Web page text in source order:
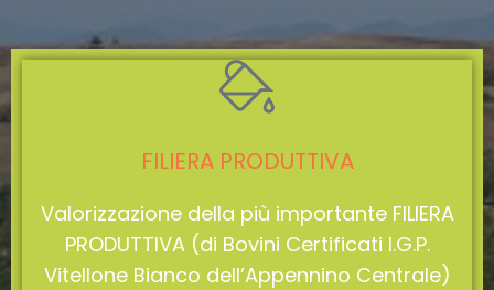
FILIERA PRODUTTIVA
Valorizzazione della più importante FILIERA
PRODUTTIVA (di Bovini Certificati I.G.P.
Vitellone Bianco dell’Appennino Centrale)